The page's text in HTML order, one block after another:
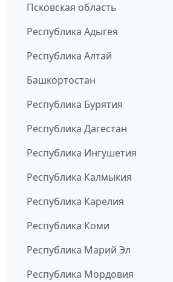
Псковская область
Республика Адыгея
Республика Алтай
Башкортостан
Республика Бурятия
Республика Дагестан
Республика Ингушетия
Республика Калмыкия
Республика Карелия
Республика Коми
Республика Марий Эл
Республика Мордовия